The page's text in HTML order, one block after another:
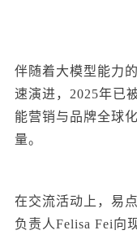
伴随着大模型能力
速演进，2025年已
能营销与品牌全球
量。
在交流活动上，易
负责人Felisa Fei向